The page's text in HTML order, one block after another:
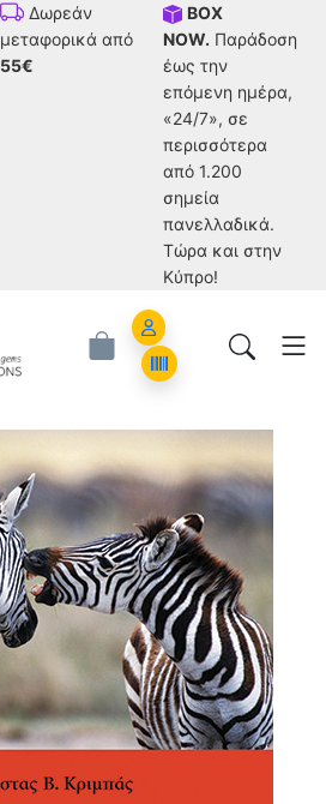
Δωρεάν
μεταφορικά από
55€
BOX
NOW. Παράδοση
έως την
επόμενη ημέρα,
«24/7», σε
περισσότερα
από 1.200
σημεία
πανελλαδικά.
Tώρα και στην
Κύπρο!
Account
Orders